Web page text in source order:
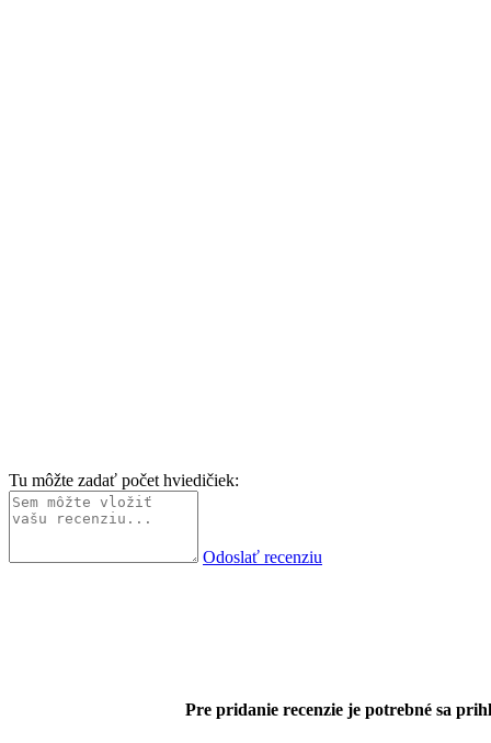
Tu môžte zadať počet hviedičiek:
Odoslať recenziu
Pre pridanie recenzie je potrebné sa